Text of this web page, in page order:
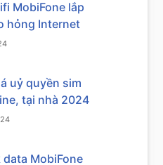
MobiFone lắp
hỏng Internet
uỷ quyền sim
tại nhà 2024
MobiFone